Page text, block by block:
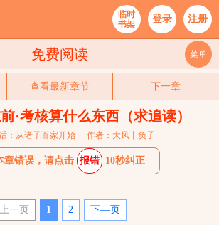
临时
书架
登录 注册
免费阅读 菜单
查看最新章节 下一章
·考核算什么东西（求追读）
：从诸子百家开始 作者：大风丨负子
章错误，请点击 报错 10秒纠正
上一页 1 2 下—页